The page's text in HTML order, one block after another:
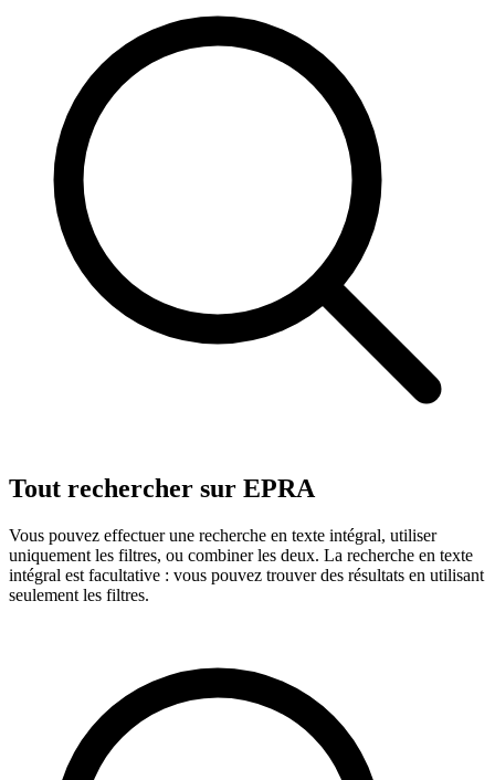
Tout rechercher sur EPRA
Vous pouvez effectuer une recherche en texte intégral, utiliser
uniquement les filtres, ou combiner les deux. La recherche en texte
intégral est facultative : vous pouvez trouver des résultats en utilisant
seulement les filtres.